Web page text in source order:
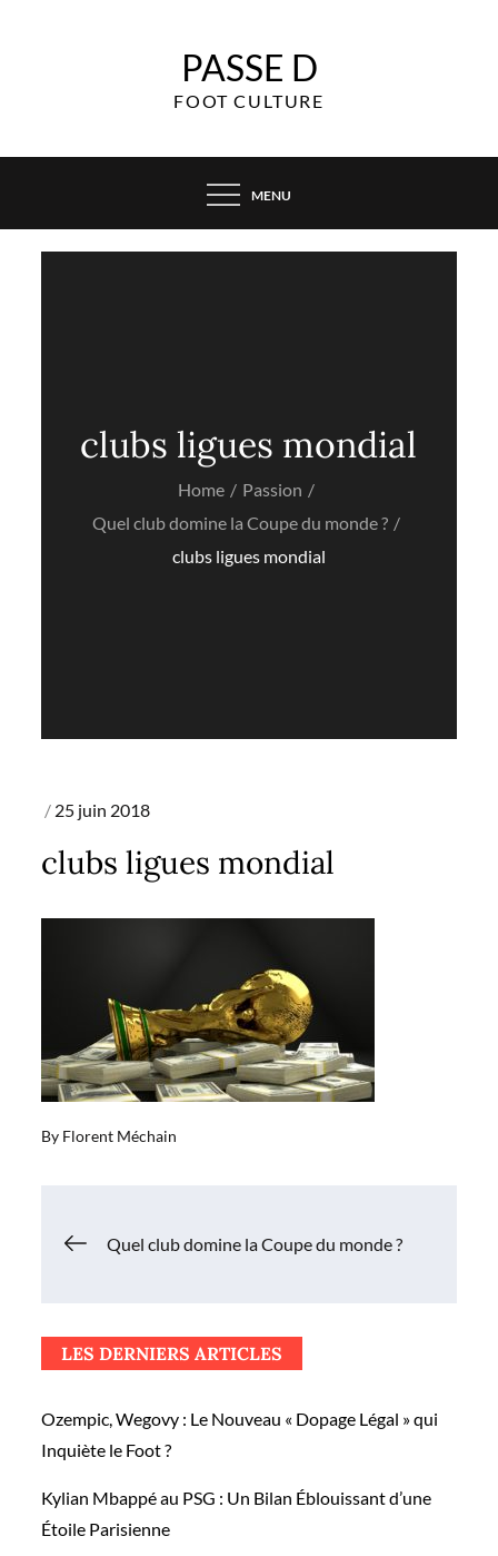
PASSE D
FOOT CULTURE
MENU
clubs ligues mondial
Home
Passion
Quel club domine la Coupe du monde ?
clubs ligues mondial
Posted
25 juin 2018
clubs ligues mondial
By Florent Méchain
Navigation
l’article
Quel club domine la Coupe du monde ?
LES DERNIERS ARTICLES
Ozempic, Wegovy : Le Nouveau « Dopage Légal » qui
Inquiète le Foot ?
Kylian Mbappé au PSG : Un Bilan Éblouissant d’une
Étoile Parisienne